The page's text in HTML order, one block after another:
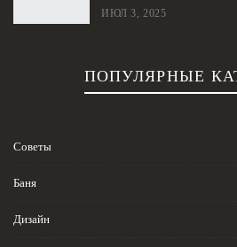
ИЮЛ 3, 2025
ПОПУЛЯРНЫЕ
Советы
Баня
Дизайн